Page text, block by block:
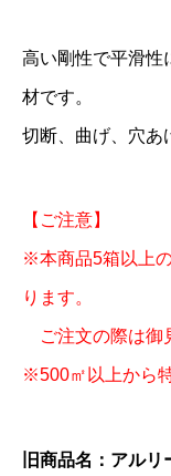
高い剛性で平滑性
材です。
切断、曲げ、穴あ
【ご注意】
※本商品5箱以上
ります。
ご注文の際は御
※500㎡以上から
旧商品名：アル